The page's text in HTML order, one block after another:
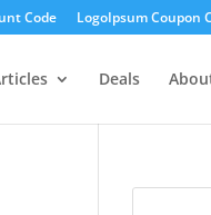
Code LogoIpsum Coupon
Deals